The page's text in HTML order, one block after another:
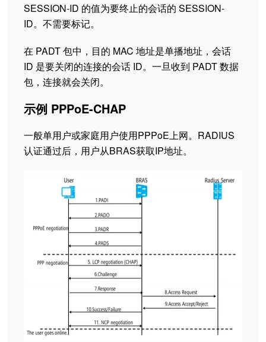
SESSION-ID 的值为要终止的会话的 SESSION-
ID。不需要标记。
在 PADT 包中，目的 MAC 地址是单播地址，会话
ID 是要关闭的连接的会话 ID。一旦收到 PADT 数据
包，连接就会关闭。
示例 PPPoE-CHAP
一般单用户或家庭用户使用PPPoE上网。RADIUS
认证通过后，用户从BRAS获取IP地址。